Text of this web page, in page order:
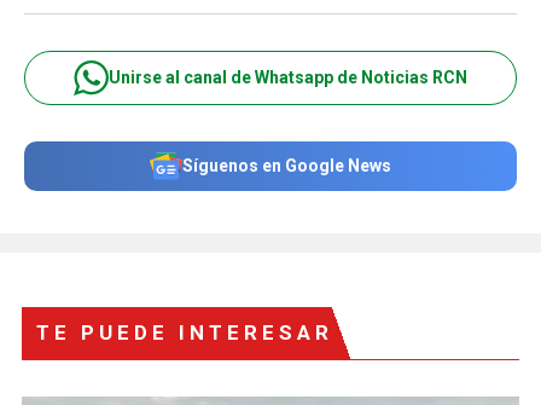
Unirse al canal de Whatsapp de Noticias RCN
Síguenos en Google News
TE PUEDE INTERESAR